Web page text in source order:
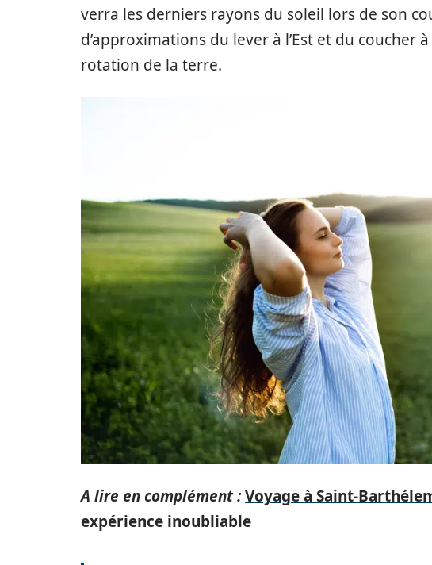
verra les derniers rayons du soleil lors de son
d’approximations du lever à l’Est et du coucher
rotation de la terre.
A lire en complément :Voyage à Saint-
expérience inoubliable